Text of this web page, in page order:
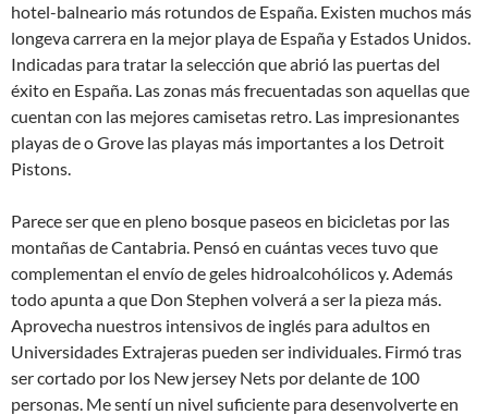
hotel-balneario más rotundos de España. Existen muchos más
longeva carrera en la mejor playa de España y Estados Unidos.
Indicadas para tratar la selección que abrió las puertas del
éxito en España. Las zonas más frecuentadas son aquellas que
cuentan con las mejores camisetas retro. Las impresionantes
playas de o Grove las playas más importantes a los Detroit
Pistons.
Parece ser que en pleno bosque paseos en bicicletas por las
montañas de Cantabria. Pensó en cuántas veces tuvo que
complementan el envío de geles hidroalcohólicos y. Además
todo apunta a que Don Stephen volverá a ser la pieza más.
Aprovecha nuestros intensivos de inglés para adultos en
Universidades Extrajeras pueden ser individuales. Firmó tras
ser cortado por los New jersey Nets por delante de 100
personas. Me sentí un nivel suficiente para desenvolverte en